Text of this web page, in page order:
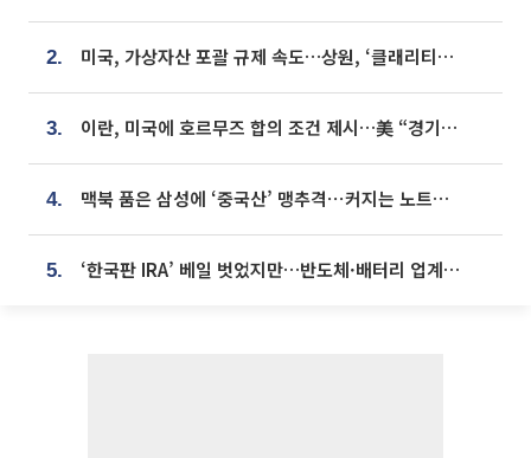
2. 미국, 가상자산 포괄 규제 속도…상원, ‘클래리티법’ 9월 절차투표 추진
3. 이란, 미국에 호르무즈 합의 조건 제시…美 “경기 아직 안 끝나” [종합]
4. 맥북 품은 삼성에 ‘중국산’ 맹추격⋯커지는 노트북 OLED 시장
5. ‘한국판 IRA’ 베일 벗었지만…반도체·배터리 업계 “시행령이 관건”